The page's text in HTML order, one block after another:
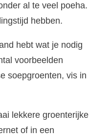
al te veel poeha.
hebben.
hebt wat je nodig
voorbeelden
soepgroenten, vis in
lekkere groenterijke
of in een